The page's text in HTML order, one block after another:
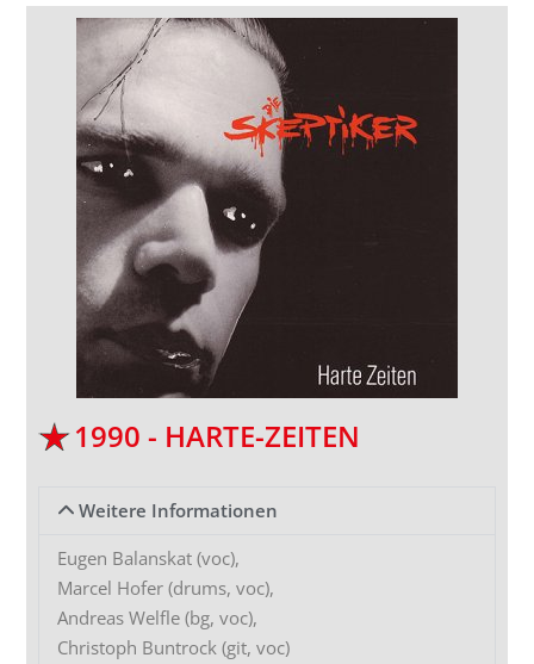
1990 - HARTE-ZEITEN
Weitere Informationen
Eugen Balanskat (voc),
Marcel Hofer (drums, voc),
Andreas Welfle (bg, voc),
Christoph Buntrock (git, voc)